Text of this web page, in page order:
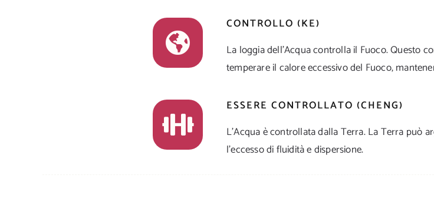
CONTROLLO (KE)
La loggia dell’Acqua controlla il Fuoco. Questo
temperare il calore eccessivo del Fuoco,
ESSERE CONTROLLATO (CHENG)
L’Acqua è controllata dalla Terra. La Terra può
l’eccesso di fluidità e dispersione.